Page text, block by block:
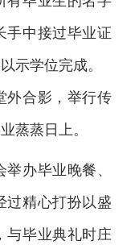
手中接过毕业证
示学位完成。
外合影，举行传
蒸蒸日上。
办毕业晚餐、
过精心打扮以盛
与毕业典礼时庄